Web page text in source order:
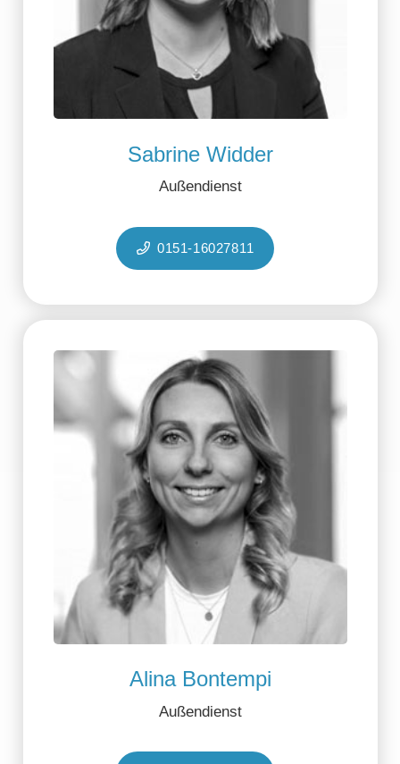
Sabrine Widder
Außendienst
0151-16027811
Alina Bontempi
Außendienst